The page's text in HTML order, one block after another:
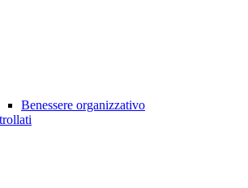
Benessere organizzativo